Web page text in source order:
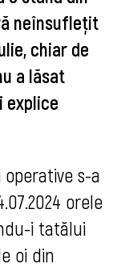
neînsufleţit
chiar de
a lăsat
explice
s-a
orele
i tatălui
oi din